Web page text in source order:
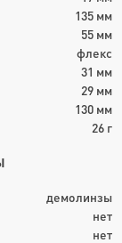
135 мм
55 мм
флекс
31 мм
29 мм
130 мм
26 г
демолинзы
нет
нет